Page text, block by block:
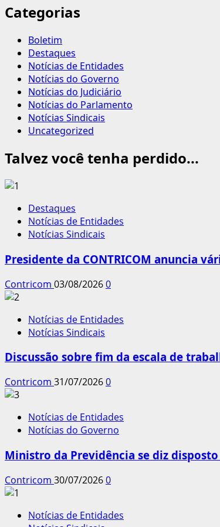
Categorias
Boletim
Destaques
Notícias de Entidades
Notícias do Governo
Notícias do Judiciário
Notícias do Parlamento
Notícias Sindicais
Uncategorized
Talvez você tenha perdido...
Destaques
Notícias de Entidades
Notícias Sindicais
Presidente da CONTRICOM anuncia
Contricom 03/08/20260
Notícias de Entidades
Notícias Sindicais
Discussão sobre fim da escala de
Contricom 31/07/20260
Notícias de Entidades
Notícias do Governo
Ministro da Previdência se diz
Contricom 30/07/20260
Notícias de Entidades